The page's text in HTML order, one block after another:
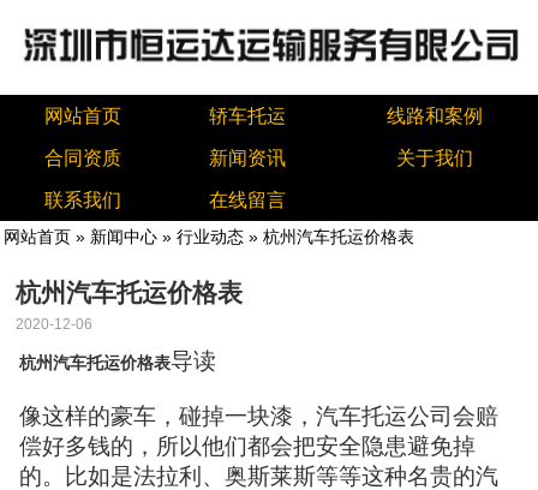
网站首页 轿车托运 线路和案例
合同资质 新闻资讯 关于我们
联系我们 在线留言
网站首页 » 新闻中心 » 行业动态 » 杭州汽车托运价格表
杭州汽车托运价格表
2020-12-06
杭州汽车托运价格表导读
像这样的豪车，碰掉一块漆，汽车托运公司会赔
偿好多钱的，所以他们都会把安全隐患避免掉
的。比如是法拉利、奥斯莱斯等等这种名贵的汽